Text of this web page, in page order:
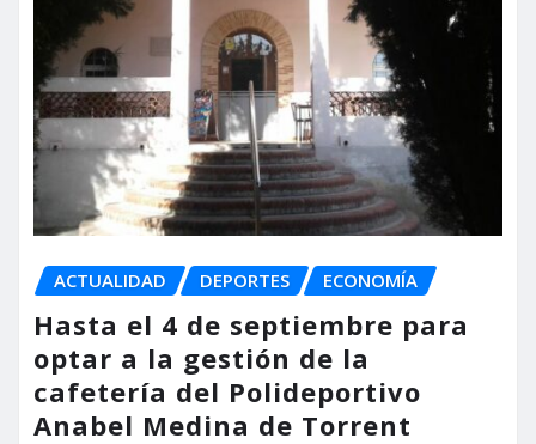
ACTUALIDAD DEPORTES ECONOMÍA
Hasta el 4 de septiembre para
optar a la gestión de la
cafetería del Polideportivo
Anabel Medina de Torrent